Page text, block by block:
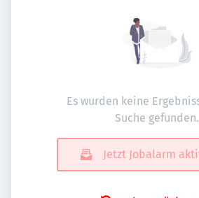
Es wurden keine
Suche gefunden.
Jetzt Jobalarm